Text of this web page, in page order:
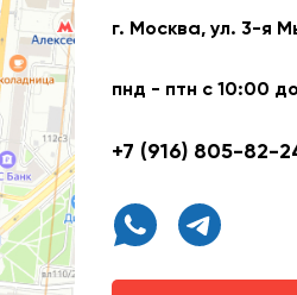
+7 (916) 805-82-
г. Москва, ул. 3-я
пнд - птн с 10:00